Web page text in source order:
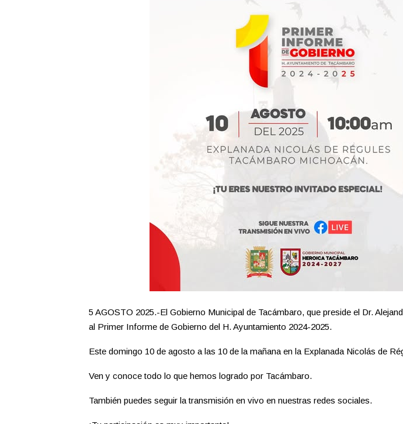
5 AGOSTO 2025.-El Gobierno Municipal de Tacámbaro, que preside el Dr.
al Primer Informe de Gobierno del H. Ayuntamiento 2024-2025.
Este domingo 10 de agosto a las 10 de la mañana en la Explanada Nicolás de
Ven y conoce todo lo que hemos logrado por Tacámbaro.
También puedes seguir la transmisión en vivo en nuestras redes sociales.